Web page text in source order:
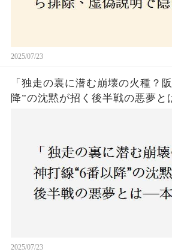
2025/07/23
「独走の裏に潜む崩壊の火種？
降”の沈黙が招く後半戦の悪夢
2025/07/23